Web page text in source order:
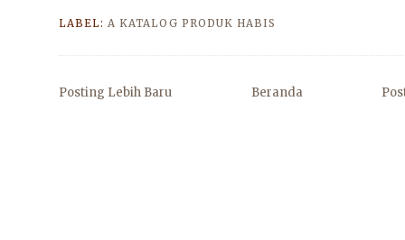
LABEL:A KATALOG PRODUK HABIS
Posting Lebih Baru Beranda